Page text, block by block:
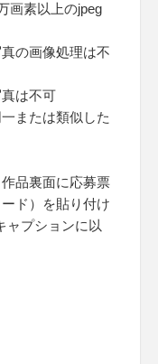
画素以上のjpeg
の画像処理は不
は不可
または類似した
品裏面に応募票
ド）を貼り付け
ャプションに以